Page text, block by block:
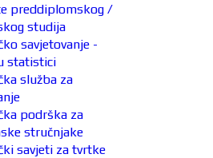
preddiplomskog /
studija
savjetovanje -
statistici
služba za
podrška za
stručnjake
savjeti za tvrtke